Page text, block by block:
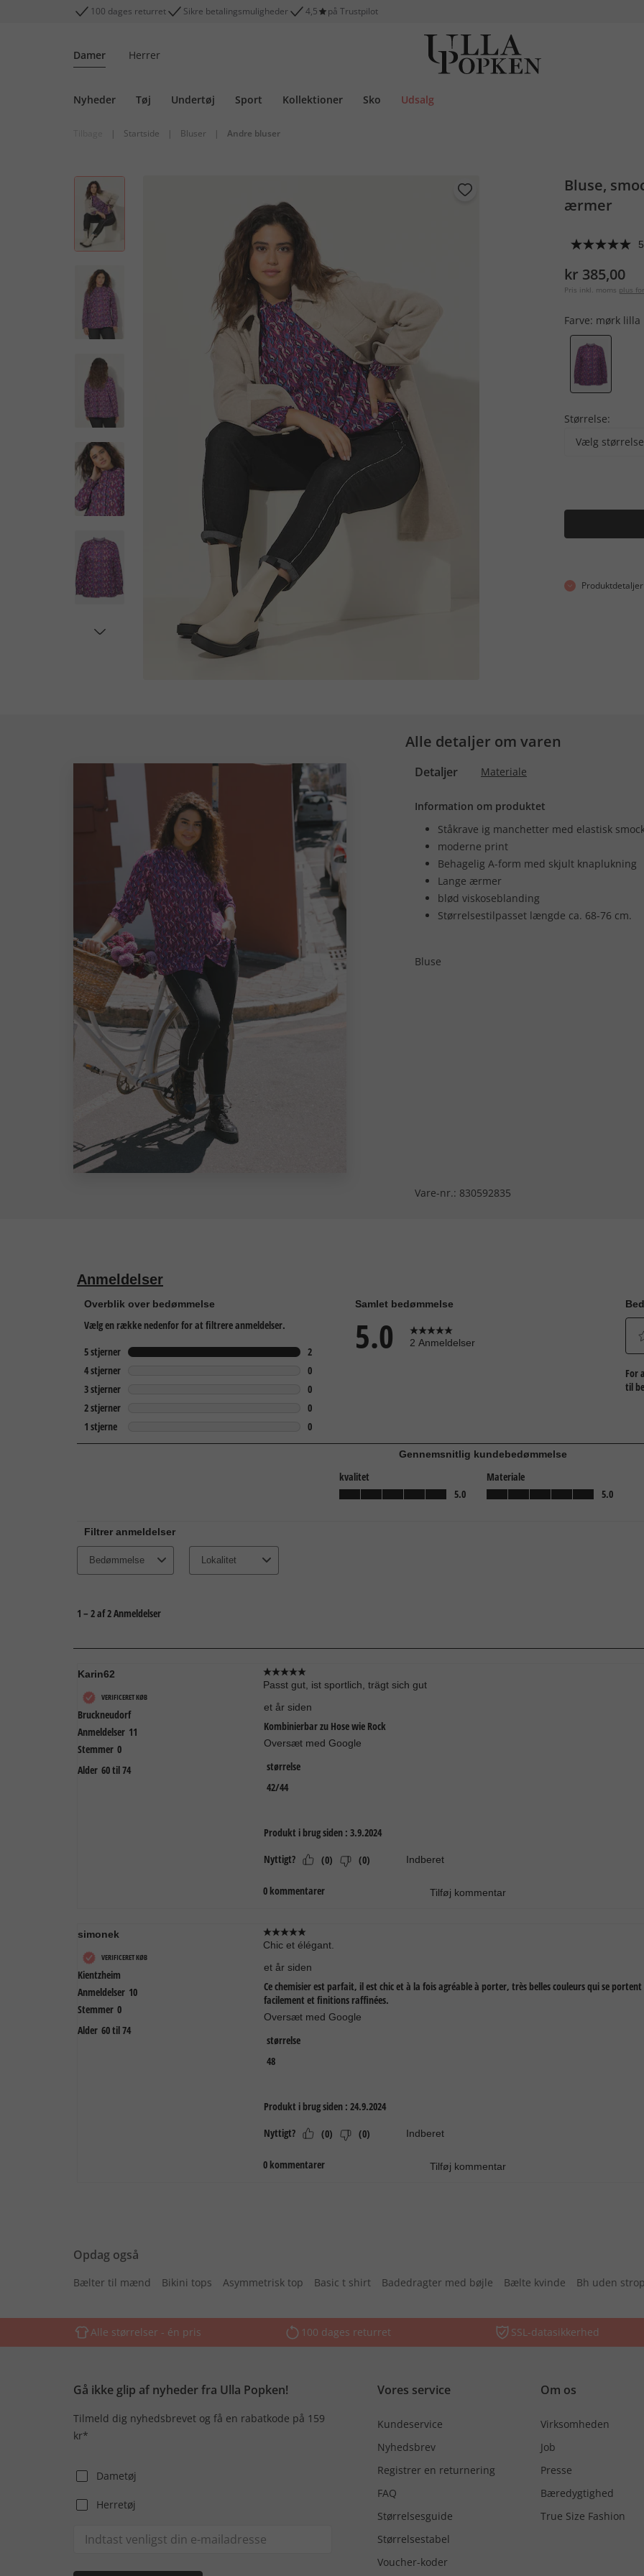
100 dages returret Sikre betalingsmuligheder 4,5 på Trustpilot
Damer Herrer
Nyheder Tøj Undertøj Sport Kollektioner Sko Udsalg
| Startside | Bluser | Andre bluser
Bluse,
ærmer
kr 385,00
Pris inkl. moms plus
Farve: mørk lilla
Størrelse:
Vælg størrelse
Produktdetaljer
Alle detaljer om varen
Detaljer Materiale
Information om produktet
Ståkrave ig manchetter med elastisk
moderne print
Behagelig A-form med skjult knaplukning
Lange ærmer
blød viskoseblanding
Størrelsestilpasset længde ca. 68-76 cm.
Bluse
Vare-nr.: 830592835
Opdag også
Bælter til mænd Bikini tops Asymmetrisk top Basic t shirt Badedragter med bøjle Bælte kvinde Bh uden
Alle størrelser - én pris 100 dages returret SSL-datasikkerhed
Gå ikke glip af nyheder fra Ulla Popken!
Tilmeld dig nyhedsbrevet og få en rabatkode på 159
kr*
Dametøj
Herretøj
Vores service
Kundeservice
Nyhedsbrev
Registrer en returnering
FAQ
Størrelsesguide
Størrelsestabel
Voucher-koder
Om os
Virksomheden
Job
Presse
Bæredygtighed
True Size Fashion